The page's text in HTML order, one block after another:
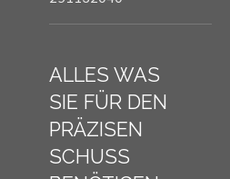
ALLES WAS
SIE FÜR DEN
PRÄZISEN
SCHUSS